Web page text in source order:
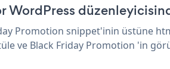
WordPress
Promotion snippet'inin üstüne
ve Black Friday Promotion 'in